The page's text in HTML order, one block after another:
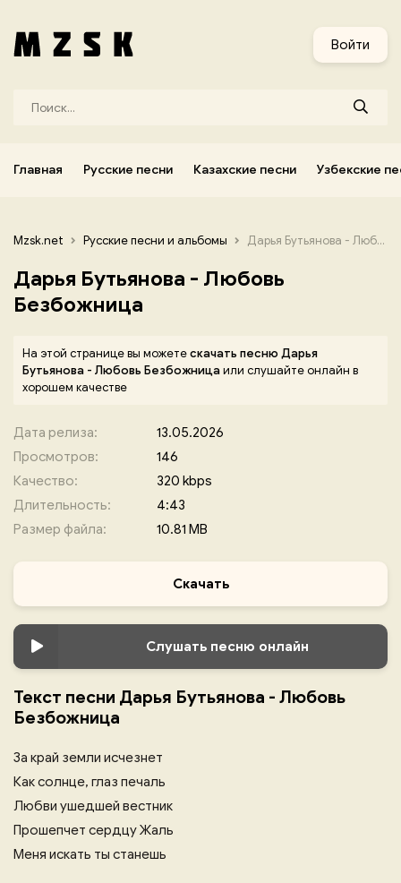
Войти
Главная Русские песни Казахские песни Узбекские
Mzsk.net Русские песни и альбомы Дарья Бутьянова - Любовь Безбожница
Дарья Бутьянова - Любовь
Безбожница
На этой странице вы можетескачать песню Дарья
Бутьянова - Любовь Безбожницаили слушайте онлайн в
хорошем качестве
Дата релиза:
13.05.2026
Просмотров:
146
Качество:
320 kbps
Длительность:
4:43
Размер файла:
10.81 MB
Скачать
Слушать песню онлайн
Текст песни Дарья Бутьянова - Любовь
Безбожница
За край земли исчезнет
Как солнце, глаз печаль
Любви ушедшей вестник
Прошепчет сердцу Жаль
Меня искать ты станешь
Узбекские песни Корейские песни